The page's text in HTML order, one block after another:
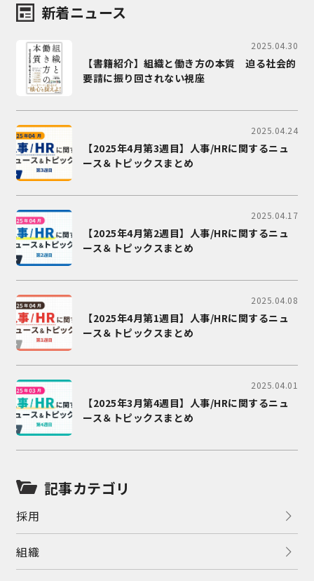
新着ニュース
2025.04.30
【書籍紹介】組織と働き方の本質 迫る社会的
要請に振り回されない視座
2025.04.24
【2025年4月第3週目】人事/HRに関するニュ
ース＆トピックスまとめ
2025.04.17
【2025年4月第2週目】人事/HRに関するニュ
ース＆トピックスまとめ
2025.04.08
【2025年4月第1週目】人事/HRに関するニュ
ース＆トピックスまとめ
2025.04.01
【2025年3月第4週目】人事/HRに関するニュ
ース＆トピックスまとめ
記事カテゴリ
採用
組織